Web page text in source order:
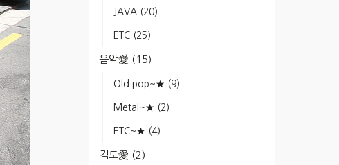
JAVA (20)
ETC (25)
음악愛 (15)
Old pop~★ (9)
Metal~★ (2)
ETC~★ (4)
검도愛 (2)